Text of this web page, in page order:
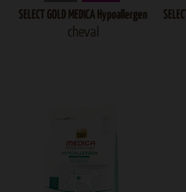
SELECT GOLD MEDICA Hypoallergen
cheval